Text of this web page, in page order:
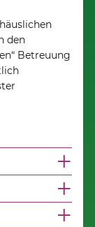
den
Betreuung